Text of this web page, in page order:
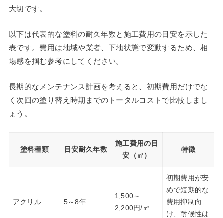
大切です。
以下は代表的な塗料の耐久年数と施工費用の目安を示した
表です。費用は地域や業者、下地状態で変動するため、相
場感を掴む参考にしてください。
長期的なメンテナンス計画を考えると、初期費用だけでな
く次回の塗り替え時期までのトータルコストで比較しまし
ょう。
塗料種類 目安耐久年数
施工費用の目
安（㎡）
特徴
アクリル 5～8年
1,500～
2,200円/㎡
初期費用が安
めで短期的な
費用抑制向
け、耐候性は